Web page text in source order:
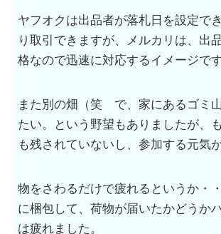
ヤフオクは出品者が落札日を設定で
り取引できますが、メルカリは、出
格なので迅速に対応するイメージです
また別の畑（笑 で、家にあるゴミ
たい。という野望もありましたが、
も残されていないし、参加する元気
物をさわるだけで疲れるというか・
に梱包して、荷物が届いたかどうか
は疲れました。